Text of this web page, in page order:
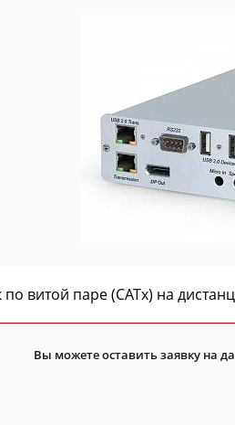
витой паре (CATx) на
Вы можете оставить заявку на